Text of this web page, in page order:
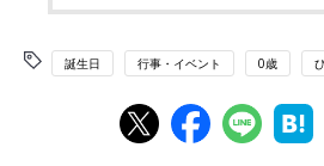
誕生日 行事・イベント 0歳